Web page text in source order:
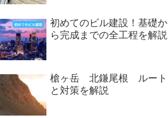
初めてのビル建設！基礎か
ら完成までの全工程を解説
槍ヶ岳 北鎌尾根 ルート
と対策を解説